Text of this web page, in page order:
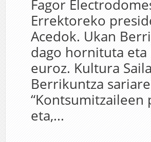
Fagor
Errektoreko
Acedok. Ukan
dago hornituta eta
euroz. Kultura
Berrikuntza
eta,...